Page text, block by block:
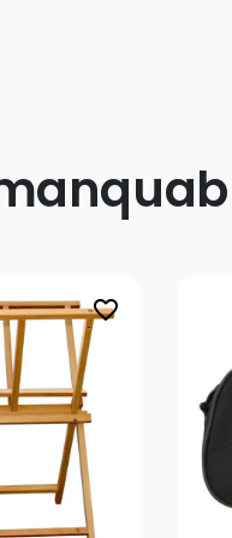
favorite_border